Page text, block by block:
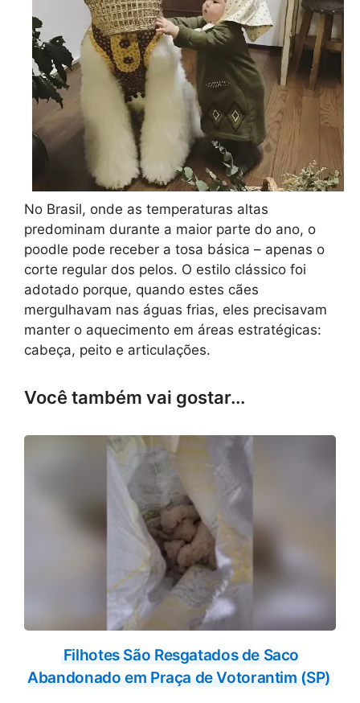
No Brasil, onde as temperaturas altas
predominam durante a maior parte do ano, o
poodle pode receber a tosa básica – apenas o
corte regular dos pelos. O estilo clássico foi
adotado porque, quando estes cães
mergulhavam nas águas frias, eles precisavam
manter o aquecimento em áreas estratégicas:
cabeça, peito e articulações.
Você também vai gostar...
Filhotes São Resgatados de Saco
Abandonado em Praça de Votorantim (SP)